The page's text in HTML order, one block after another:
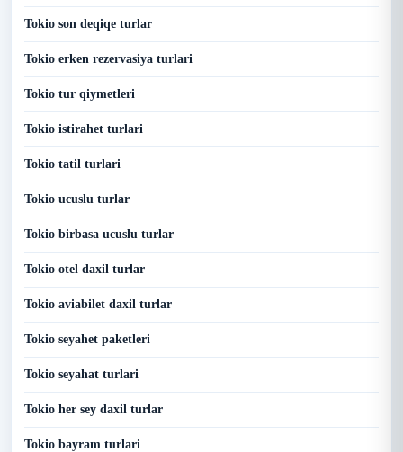
Tokio son deqiqe turlar
Tokio erken rezervasiya turlari
Tokio tur qiymetleri
Tokio istirahet turlari
Tokio tatil turlari
Tokio ucuslu turlar
Tokio birbasa ucuslu turlar
Tokio otel daxil turlar
Tokio aviabilet daxil turlar
Tokio seyahet paketleri
Tokio seyahat turlari
Tokio her sey daxil turlar
Tokio bayram turlari